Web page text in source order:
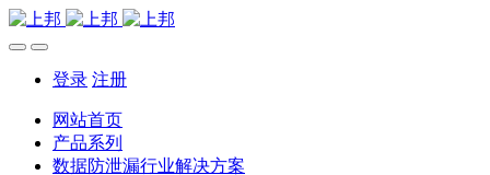
登录 注册
网站首页
产品系列
数据防泄漏行业解决方案